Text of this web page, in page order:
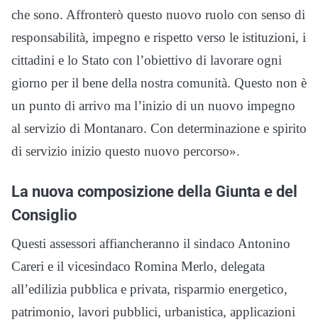
che sono. Affronterò questo nuovo ruolo con senso di
responsabilità, impegno e rispetto verso le istituzioni, i
cittadini e lo Stato con l’obiettivo di lavorare ogni
giorno per il bene della nostra comunità. Questo non è
un punto di arrivo ma l’inizio di un nuovo impegno
al servizio di Montanaro. Con determinazione e spirito
di servizio inizio questo nuovo percorso».
La nuova composizione della Giunta e del
Consiglio
Questi assessori affiancheranno il sindaco Antonino
Careri e il vicesindaco Romina Merlo, delegata
all’edilizia pubblica e privata, risparmio energetico,
patrimonio, lavori pubblici, urbanistica, applicazioni